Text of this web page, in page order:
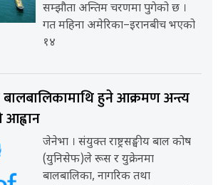
सम्झौता अन्तिम चरणमा पुगेको छ ।
गत महिना अमेरिका–इरानबीच भएको
१४
हुने आक्रमण अन्त्य
जेनेभा । संयुक्त राष्ट्रसङ्घीय बाल कोष
(युनिसेफ)ले रूस र युक्रेनमा
बालबालिका, नागरिक तथा